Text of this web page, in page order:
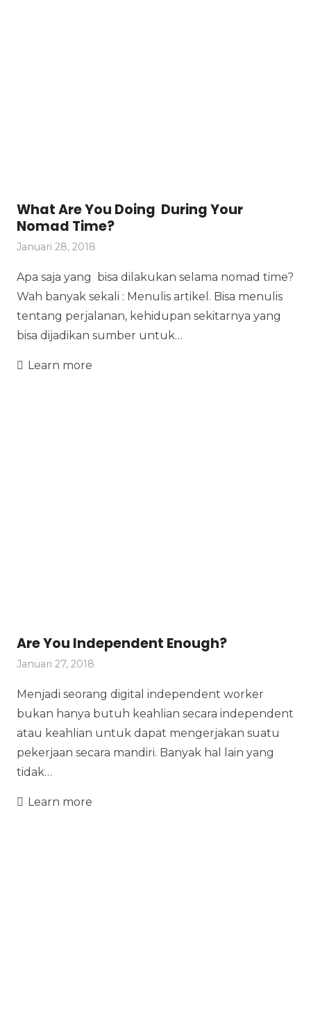
What Are You Doing During Your
Nomad Time?
Januari 28, 2018
Apa saja yang bisa dilakukan selama nomad time?
Wah banyak sekali : Menulis artikel. Bisa menulis
tentang perjalanan, kehidupan sekitarnya yang
bisa dijadikan sumber untuk…
Learn more
Are You Independent Enough?
Januari 27, 2018
Menjadi seorang digital independent worker
bukan hanya butuh keahlian secara independent
atau keahlian untuk dapat mengerjakan suatu
pekerjaan secara mandiri. Banyak hal lain yang
tidak…
Learn more